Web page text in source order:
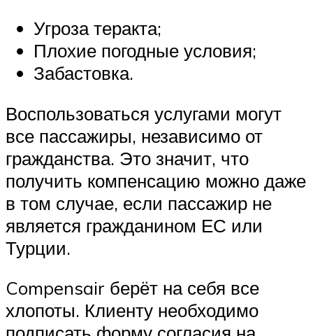
Угроза теракта;
Плохие погодные условия;
Забастовка.
Воспользоваться услугами могут
все пассажиры, независимо от
гражданства. Это значит, что
получить компенсацию можно даже
в том случае, если пассажир не
является гражданином ЕС или
Турции.
Compensair берёт на себя все
хлопоты. Клиенту необходимо